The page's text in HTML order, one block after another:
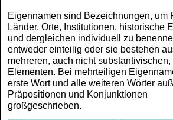
Eigennamen sind Bezeichnungen, um
Länder, Orte, Institutionen, historische
und dergleichen individuell zu
entweder einteilig oder sie bestehen
mehreren, auch nicht substantivischen,
Elementen. Bei mehrteiligen
erste Wort und alle weiteren Wörter
Präpositionen und Konjunktionen
großgeschrieben.